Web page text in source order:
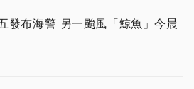
發布海警 另一颱風「鯨魚」今晨